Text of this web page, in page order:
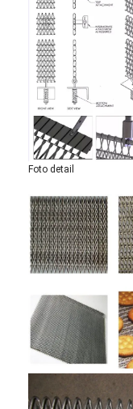
Sabuk jaring
Jaring Kawat
Wire Mesh
Sabuk Jala
Sabuk Konveyor
Pelat Rantai
Sabuk Jala
Sabuk Jaring
Sabuk Pembeku
Sabuk Konveyor
Foto detail